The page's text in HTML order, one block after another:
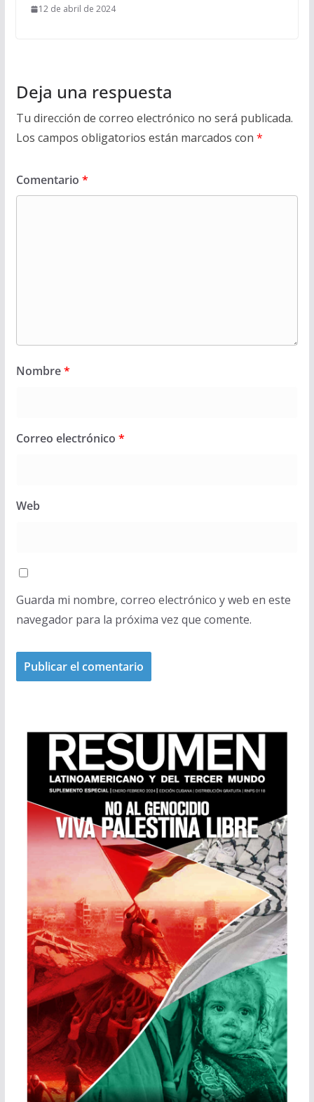
12 de abril de 2024
Deja una respuesta
Tu dirección de correo electrónico no será publicada.
Los campos obligatorios están marcados con *
Comentario *
Nombre*
Correo electrónico *
Web
Guarda mi nombre, correo electrónico y web en este
navegador para la próxima vez que comente.